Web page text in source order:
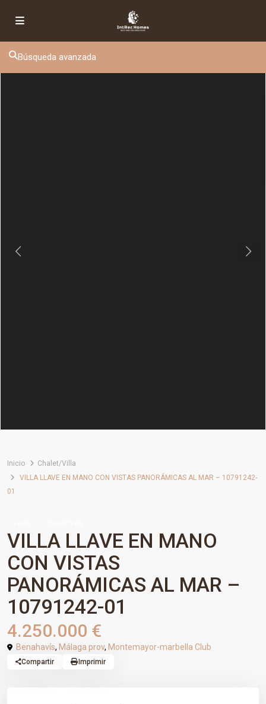
Búsqueda avanzada
Previous Next
Inicio
Chalet/Villa
VILLA LLAVE EN MANO CON VISTAS PANORÁMICAS AL MAR – 10791242-
01
VILLA LLAVE EN MANO
CON VISTAS
PANORÁMICAS AL MAR –
10791242-01
4.250.000 €
Benahavís, Málaga prov, Montemayor-marbella Club
Compartir Imprimir